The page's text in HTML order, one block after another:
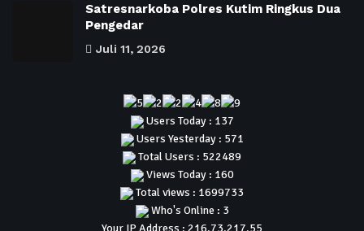
Satresnarkoba Polres Kutim Ringkus Dua
Pengedar
Juli 11, 2026
Users Today : 137
Users Yesterday : 571
Total Users : 522489
Views Today : 160
Total views : 1699733
Who's Online : 3